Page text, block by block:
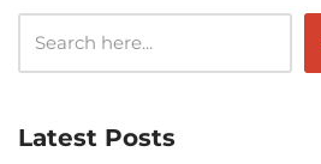
Latest Posts